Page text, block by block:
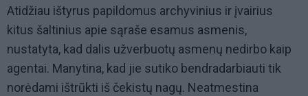
Atidžiau ištyrus papildomus archyvinius ir įvairius
kitus šaltinius apie sąraše esamus asmenis,
nustatyta, kad dalis užverbuotų asmenų nedirbo kaip
agentai. Manytina, kad jie sutiko bendradarbiauti tik
norėdami ištrūkti iš čekistų nagų. Neatmestina